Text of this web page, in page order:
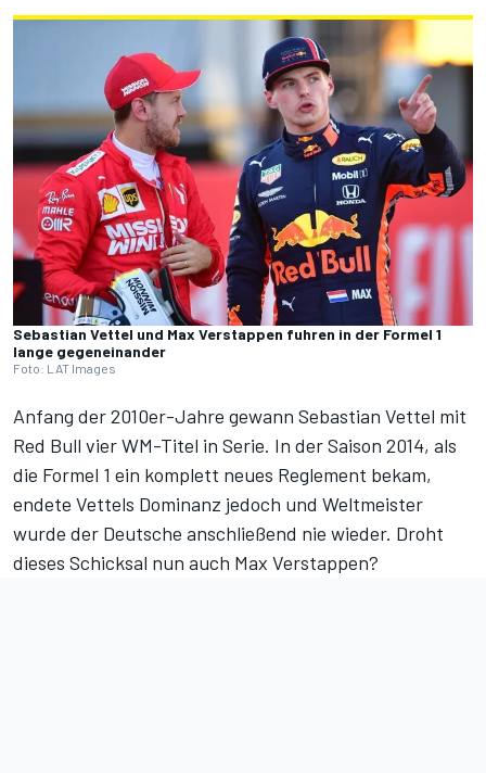
Sebastian Vettel und Max Verstappen fuhren in der Formel 1
lange gegeneinander
Foto: LAT Images
Anfang der 2010er-Jahre gewann Sebastian Vettel mit
Red Bull vier WM-Titel in Serie. In der Saison 2014, als
die Formel 1 ein komplett neues Reglement bekam,
endete Vettels Dominanz jedoch und Weltmeister
wurde der Deutsche anschließend nie wieder. Droht
dieses Schicksal nun auch Max Verstappen?